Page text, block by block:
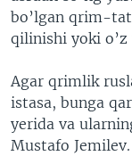
bo’lgan qrim-
qilinishi yoki
Agar qrimlik
istasa, bunga
yerida va
Mustafo Jemilev.